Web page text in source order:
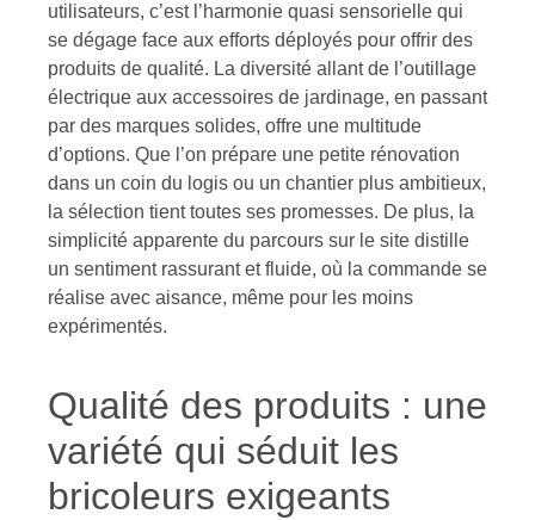
utilisateurs, c’est l’harmonie quasi sensorielle qui
se dégage face aux efforts déployés pour offrir des
produits de qualité. La diversité allant de l’outillage
électrique aux accessoires de jardinage, en passant
par des marques solides, offre une multitude
d’options. Que l’on prépare une petite rénovation
dans un coin du logis ou un chantier plus ambitieux,
la sélection tient toutes ses promesses. De plus, la
simplicité apparente du parcours sur le site distille
un sentiment rassurant et fluide, où la commande se
réalise avec aisance, même pour les moins
expérimentés.
Qualité des produits : une
variété qui séduit les
bricoleurs exigeants